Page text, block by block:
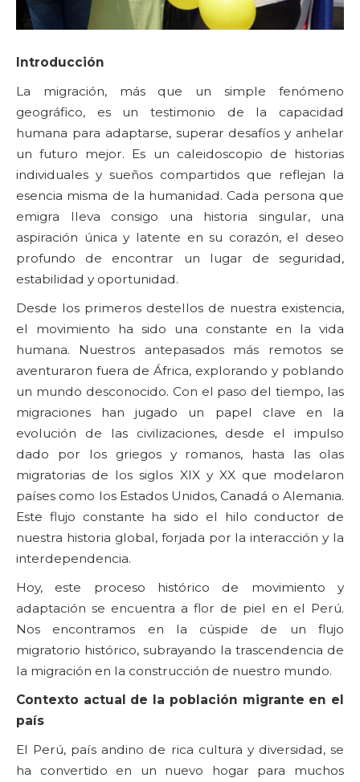
Introducción
La migración, más que un simple fenómeno
geográfico, es un testimonio de la capacidad
humana para adaptarse, superar desafíos y anhelar
un futuro mejor. Es un caleidoscopio de historias
individuales y sueños compartidos que reflejan la
esencia misma de la humanidad. Cada persona que
emigra lleva consigo una historia singular, una
aspiración única y latente en su corazón, el deseo
profundo de encontrar un lugar de seguridad,
estabilidad y oportunidad.
Desde los primeros destellos de nuestra existencia,
el movimiento ha sido una constante en la vida
humana. Nuestros antepasados más remotos se
aventuraron fuera de África, explorando y poblando
un mundo desconocido. Con el paso del tiempo, las
migraciones han jugado un papel clave en la
evolución de las civilizaciones, desde el impulso
dado por los griegos y romanos, hasta las olas
migratorias de los siglos XIX y XX que modelaron
países como los Estados Unidos, Canadá o Alemania.
Este flujo constante ha sido el hilo conductor de
nuestra historia global, forjada por la interacción y la
interdependencia.
Hoy, este proceso histórico de movimiento y
adaptación se encuentra a flor de piel en el Perú.
Nos encontramos en la cúspide de un flujo
migratorio histórico, subrayando la trascendencia de
la migración en la construcción de nuestro mundo.
Contexto actual de la población migrante en el
país
El Perú, país andino de rica cultura y diversidad, se
ha convertido en un nuevo hogar para muchos